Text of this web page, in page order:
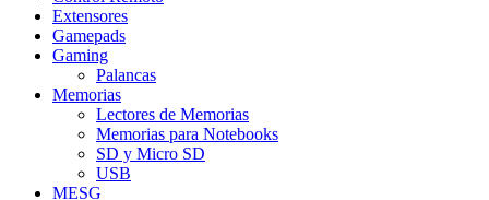
Extensores
Gamepads
Gaming
Palancas
Memorias
Lectores de Memorias
Memorias para Notebooks
SD y Micro SD
USB
MESG